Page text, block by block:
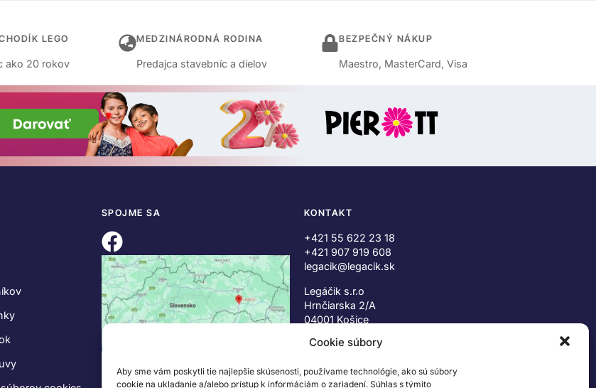
Cookie súbory
Aby sme vám poskytli tie najlepšie skúsenosti, používame technológie, ako sú súbory
cookie na ukladanie a/alebo prístup k informáciám o zariadení. Súhlas s týmito
LEGO
ako 20 rokov
MEDZINÁRODNÁ RODINA
Predajca stavebníc a dielov
BEZPEČNÝ NÁKUP
Maestro, MasterCard, Visa
SPOJME SA KONTAKT
+421 55 622 23 18
+421 907 919 608
legacik@legacik.sk
Legáčik s.r.o
Hrnčiarska 2/A
04001 Košice
IČ DPH: SK2023978330